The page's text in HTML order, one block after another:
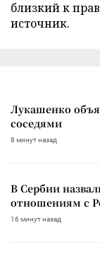
близкий к
источник.
Лукашенко
соседями
8 минут назад
В Сербии
отношениям с
16 минут назад